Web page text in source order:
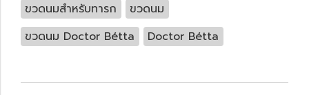
ขวดนมสำหรับทารก
ขวดนม
ขวดนม Doctor Bétta
Doctor Bétta